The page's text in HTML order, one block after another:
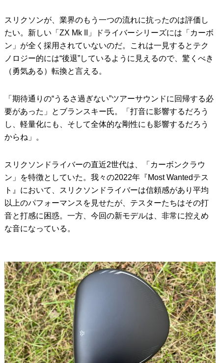
スリクソンが、業界のもう一つの流れに抗ったのは評価し
たい。新しい「ZX Mk II」ドライバーシリーズには「カーボ
ン」が全く採用されていないのだ。これは一見するとテク
ノロジー的には“後退”しているように見えるので、驚くべき
（勇気ある）転換と言える。
「期待通りの“うるさ過ぎない”ツアーサウンドに回帰する必
要があった」とブランスキー氏。「打音に影響するだろう
し、軽量化にも、そして全体的な剛性にも影響するだろう
からね」。
スリクソンドライバーの直近2世代は、「カーボンクラウ
ン」を特徴としていた。我々の2022年『Most Wantedテス
ト』において、スリクソンドライバーは信頼感があり平均
以上のパフォーマンスを見せたが、テスターたちはその打
音と打感に困惑。一方、今回の新モデルは、非常に控えめ
な音になっている。